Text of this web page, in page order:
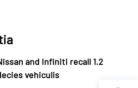
and Infiniti recall 1.2
vehiculis